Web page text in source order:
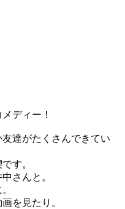
ディー！
達がたくさんできてい
す。
さんと。
を見たり。